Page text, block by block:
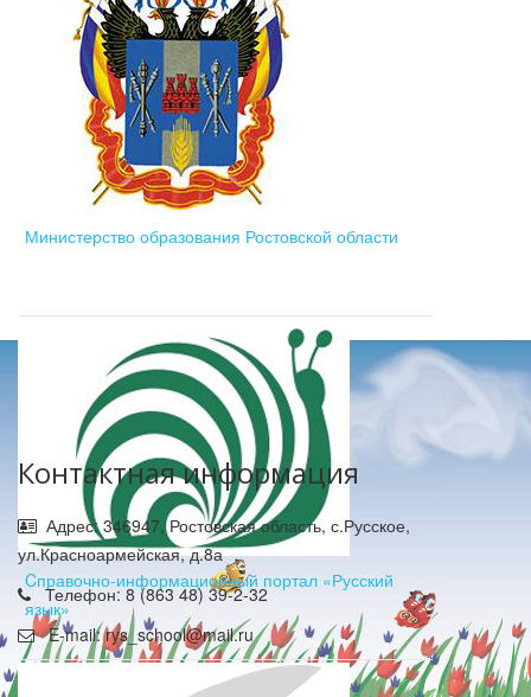
Министерство образования Ростовской области
Cправочно-информационный портал «Русский
язык»
Контактная информация
Адрес: 346947, Ростовская область, с.Русское,
ул.Красноармейская, д.8а
Телефон: 8 (863 48) 39-2-32
E-mail: rys_school@mail.ru